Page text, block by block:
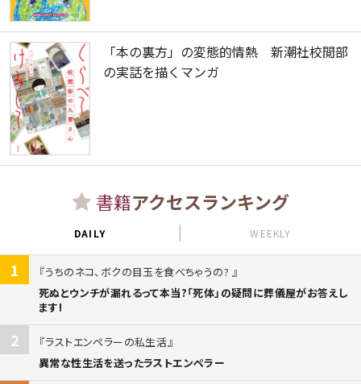
「本の裏方」の変態的情熱 新潮社校閲部
の実話を描くマンガ
書籍アクセスランキング
DAILY WEEKLY
1
うちのネコ、ボクの目玉を食べちゃうの?
死ぬとウンチが漏れるって本当?「死体」の疑問に葬儀屋がお答えし
ます!
2
ラストエンペラーの私生活
異常な性生活を送ったラストエンペラー